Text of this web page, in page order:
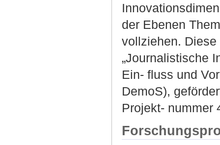
der Ebenen
vollziehen.
„Journalistische
Ein- fluss und
DemoS),
Projekt- nummer